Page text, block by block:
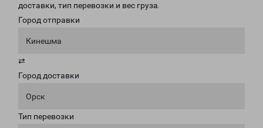
доставки, тип перевозки и вес груза.
Город отправки
Кинешма
⇄
Город доставки
Орск
Тип перевозки